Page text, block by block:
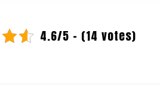
4.6/5 - (14 votes)